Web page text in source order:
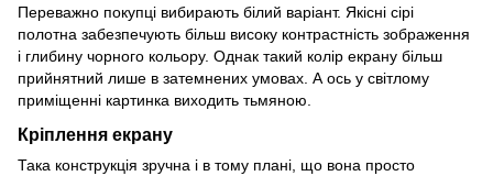
Переважно покупці вибирають білий варіант. Якісні сірі
полотна забезпечують більш високу контрастність зображення
і глибину чорного кольору. Однак такий колір екрану більш
прийнятний лише в затемнених умовах. А ось у світлому
приміщенні картинка виходить тьмяною.
Кріплення екрану
Така конструкція зручна і в тому плані, що вона просто